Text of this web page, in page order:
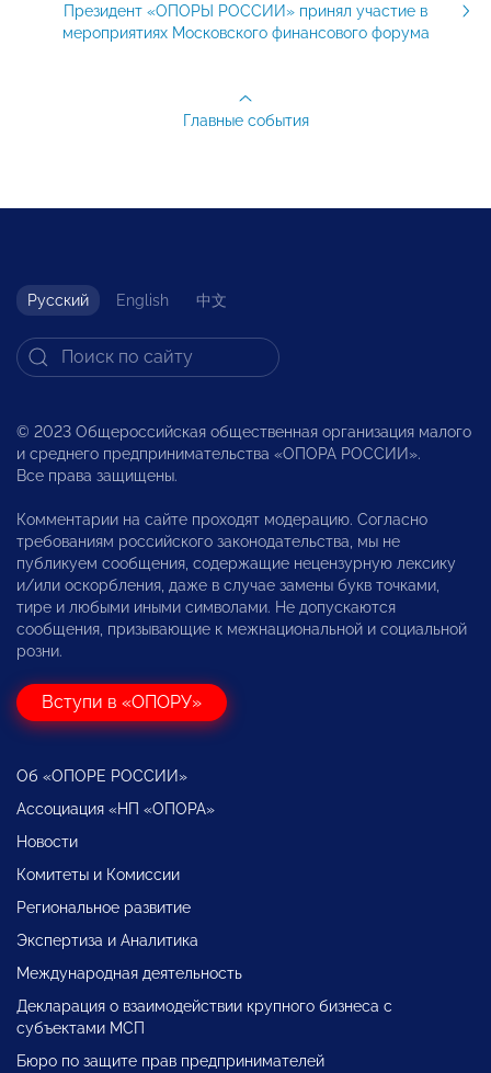
Президент «ОПОРЫ РОССИИ» принял участие в
мероприятиях Московского финансового форума
Главные события
Русский English 中文
© 2023 Общероссийская общественная организация малого
и среднего предпринимательства «ОПОРА РОССИИ».
Все права защищены.
Комментарии на сайте проходят модерацию. Согласно
требованиям российского законодательства, мы не
публикуем сообщения, содержащие нецензурную лексику
и/или оскорбления, даже в случае замены букв точками,
тире и любыми иными символами. Не допускаются
сообщения, призывающие к межнациональной и социальной
розни.
Вступи в «ОПОРУ»
Об «ОПОРЕ РОССИИ»
Ассоциация «НП «ОПОРА»
Новости
Комитеты и Комиссии
Региональное развитие
Экспертиза и Аналитика
Международная деятельность
Декларация о взаимодействии крупного бизнеса с
субъектами МСП
Бюро по защите прав предпринимателей